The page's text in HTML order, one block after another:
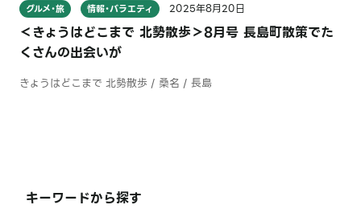
キーワードから探す
グルメ・旅 情報・バラエティ 2025年8月20日
＜きょうはどこまで 北勢散歩＞8月号 長島町散策でた
くさんの出会いが
きょうはどこまで 北勢散歩 / 桑名 / 長島